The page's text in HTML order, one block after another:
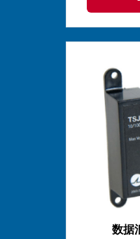
数据